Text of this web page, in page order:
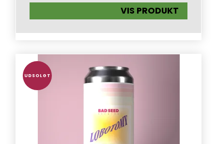
VIS PRODUKT
UDSOLGT